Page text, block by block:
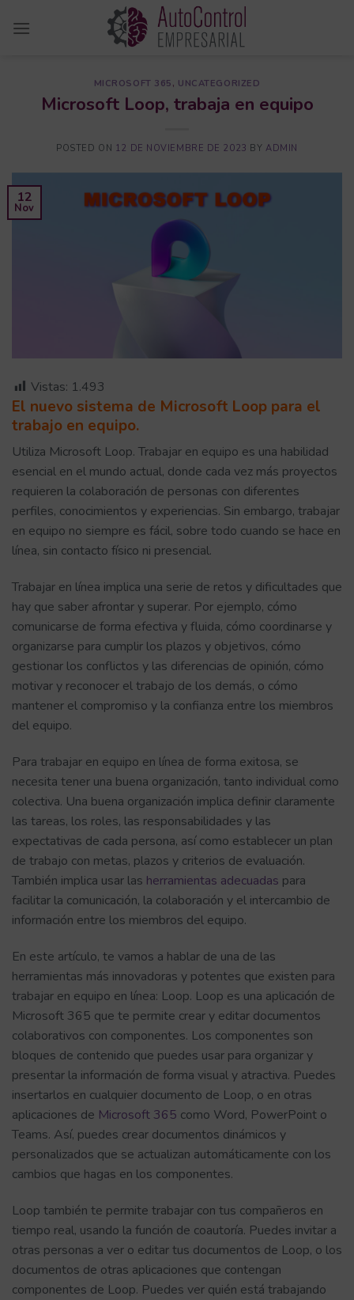
MICROSOFT 365 , UNCATEGORIZED
Microsoft Loop, trabaja en equipo
POSTED ON 12 DE NOVIEMBRE DE 2023 BY ADMIN
12
Nov
Vistas: 1.493
El nuevo sistema de Microsoft Loop para el
trabajo en equipo.
Utiliza Microsoft Loop. Trabajar en equipo es una habilidad
esencial en el mundo actual, donde cada vez más proyectos
requieren la colaboración de personas con diferentes
perfiles, conocimientos y experiencias. Sin embargo, trabajar
en equipo no siempre es fácil, sobre todo cuando se hace en
línea, sin contacto físico ni presencial.
Trabajar en línea implica una serie de retos y dificultades que
hay que saber afrontar y superar. Por ejemplo, cómo
comunicarse de forma efectiva y fluida, cómo coordinarse y
organizarse para cumplir los plazos y objetivos, cómo
gestionar los conflictos y las diferencias de opinión, cómo
motivar y reconocer el trabajo de los demás, o cómo
mantener el compromiso y la confianza entre los miembros
del equipo.
Para trabajar en equipo en línea de forma exitosa, se
necesita tener una buena organización, tanto individual como
colectiva. Una buena organización implica definir claramente
las tareas, los roles, las responsabilidades y las
expectativas de cada persona, así como establecer un plan
de trabajo con metas, plazos y criterios de evaluación.
También implica usar las herramientas adecuadas para
facilitar la comunicación, la colaboración y el intercambio de
información entre los miembros del equipo.
En este artículo, te vamos a hablar de una de las
herramientas más innovadoras y potentes que existen para
trabajar en equipo en línea: Loop. Loop es una aplicación de
Microsoft 365 que te permite crear y editar documentos
colaborativos con componentes. Los componentes son
bloques de contenido que puedes usar para organizar y
presentar la información de forma visual y atractiva. Puedes
insertarlos en cualquier documento de Loop, o en otras
aplicaciones de Microsoft 365 como Word, PowerPoint o
Teams. Así, puedes crear documentos dinámicos y
personalizados que se actualizan automáticamente con los
cambios que hagas en los componentes.
Loop también te permite trabajar con tus compañeros en
tiempo real, usando la función de coautoría. Puedes invitar a
otras personas a ver o editar tus documentos de Loop, o los
documentos de otras aplicaciones que contengan
componentes de Loop. Puedes ver quién está trabajando